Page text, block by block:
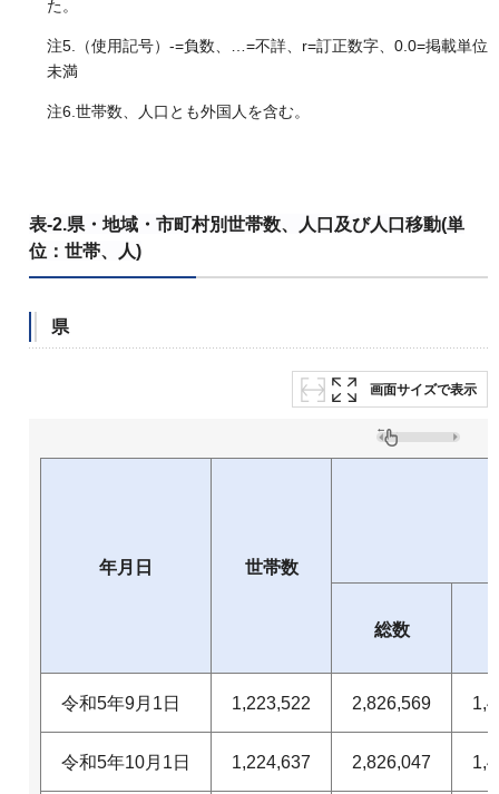
た。
注5.（使用記号）-=負数、…=不詳、r=訂正数字、0.0=掲載単位
未満
注6.世帯数、人口とも外国人を含む。
表-2.県・地域・市町村別世帯数、人口及び人口移動(単
位：世帯、人)
県
画面サイズで表示
年月日 世帯数
総数
令和5年9月1日 1,223,522 2,826,569
令和5年10月1日 1,224,637 2,826,047